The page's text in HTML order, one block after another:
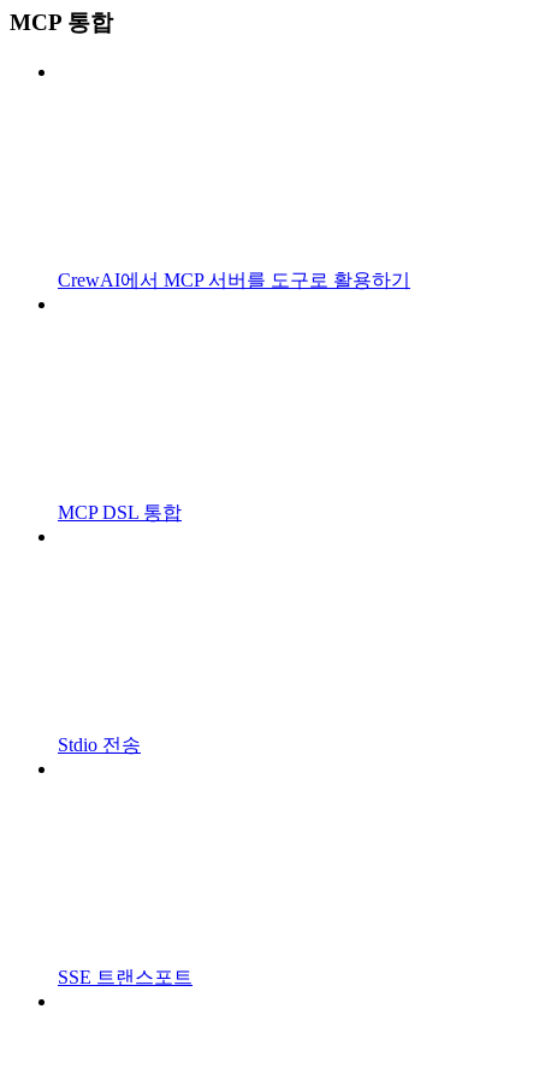
MCP 통합
CrewAI에서 MCP 서버를 도구로 활용하기
MCP DSL 통합
Stdio 전송
SSE 트랜스포트